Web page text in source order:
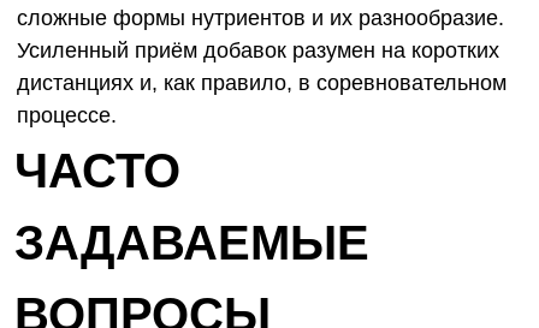
сложные формы нутриентов и их разнообразие.
Усиленный приём добавок разумен на коротких
дистанциях и, как правило, в соревновательном
процессе.
ЧАСТО
ЗАДАВАЕМЫЕ
ВОПРОСЫ